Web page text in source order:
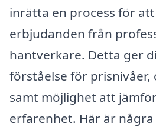
inrätta en process för
erbjudanden från
hantverkare. Detta ger
förståelse för prisnivåer,
samt möjlighet att
erfarenhet. Här är